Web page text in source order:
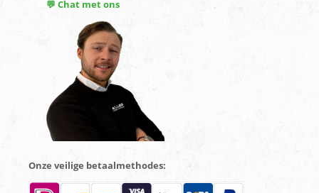
💬 Chat met ons
Onze veilige betaalmethodes: